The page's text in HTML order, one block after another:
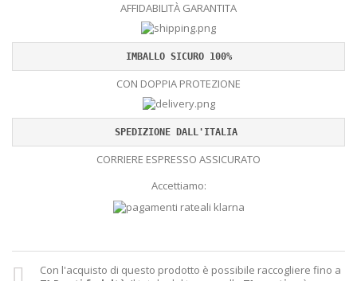
AFFIDABILITÀ GARANTITA
IMBALLO SICURO 100%
CON DOPPIA PROTEZIONE
SPEDIZIONE DALL'ITALIA
CORRIERE ESPRESSO ASSICURATO
Accettiamo:
Con l'acquisto di questo prodotto è possibile raccogliere fino a